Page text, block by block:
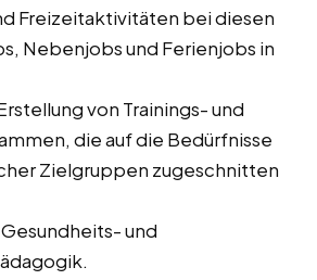
Freizeitaktivitäten bei diesen
Nebenjobs und Ferienjobs in
von Trainings- und
die auf die Bedürfnisse
Zielgruppen zugeschnitten
und